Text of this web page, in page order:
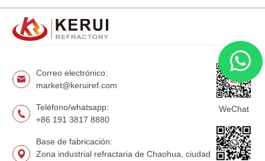
Correo electrónico:
market@keruiref.com
Teléfono/whatsapp:
+86 191 3817 8880
Base de fabricación:
Zona industrial refractaria de Chaohua, ciudad
WeChat